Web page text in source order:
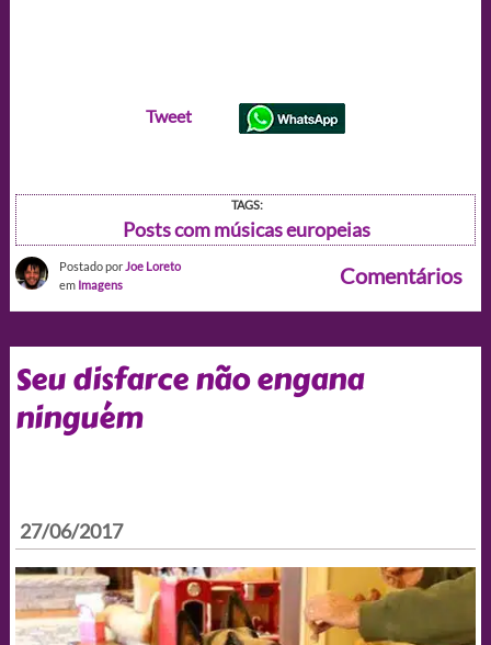
Tweet
TAGS:
Posts com músicas europeias
Postado por Joe Loreto
em Imagens Comentários
Seu disfarce não engana
ninguém
27/06/2017